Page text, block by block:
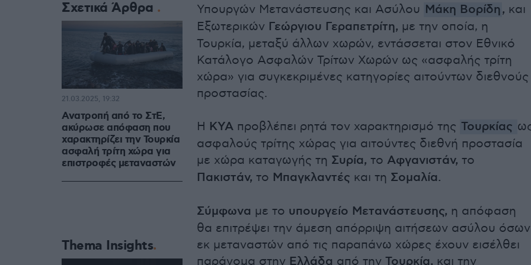
Υπουργών Μετανάστευσης και Ασύλου Μάκη Βορίδη, και
Εξωτερικών Γεώργιου Γεραπετρίτη, με την οποία, η
Τουρκία, μεταξύ άλλων χωρών, εντάσσεται στον Εθνικό
Κατάλογο Ασφαλών Τρίτων Χωρών ως «ασφαλής τρίτη
χώρα» για συγκεκριμένες κατηγορίες αιτούντων διεθνούς
προστασίας.
Η ΚΥΑ προβλέπει ρητά τον χαρακτηρισμό της Τουρκίας
ασφαλούς τρίτης χώρας για αιτούντες διεθνή προστασία
με χώρα καταγωγής τη Συρία, το Αφγανιστάν, το
Πακιστάν, το Μπαγκλαντές και τη Σομαλία.
Σύμφωνα με το υπουργείο Μετανάστευσης, η απόφαση
θα επιτρέψει την άμεση απόρριψη αιτήσεων ασύλου όσων
εκ μεταναστών από τις παραπάνω χώρες έχουν εισέλθει
παράνομα στην Ελλάδα από την Τουρκία, και την
Σχετικά Άρθρα
Ανατροπή από το ΣτΕ,
ακύρωσε απόφαση που
χαρακτηρίζει την Τουρκία
ασφαλή τρίτη χώρα για
επιστροφές μεταναστών
21.03.2025, 19:32
Thema Insights